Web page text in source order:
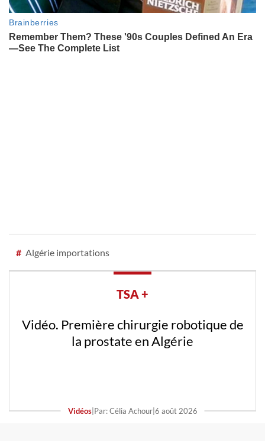
# Algérie importations
TSA +
Vidéo. Première chirurgie robotique de
la prostate en Algérie
Vidéos| Par: Célia Achour| 6 août 2026